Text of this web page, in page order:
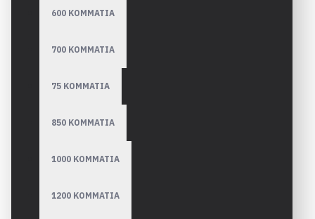
600 ΚΟΜΜΑΤΙΑ
700 ΚΟΜΜΑΤΙΑ
75 ΚΟΜΜΑΤΙΑ
850 ΚΟΜΜΑΤΙΑ
1000 ΚΟΜΜΑΤΙΑ
1200 ΚΟΜΜΑΤΙΑ